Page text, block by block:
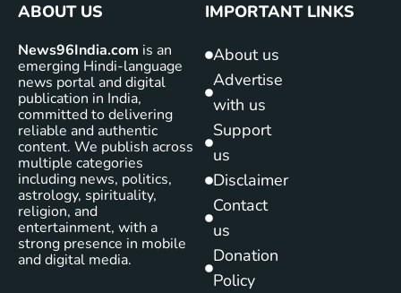
ABOUT US
News96India.com is an
emerging Hindi-language
news portal and digital
publication in India,
committed to delivering
reliable and authentic
content. We publish across
multiple categories
including news, politics,
astrology, spirituality,
religion, and
entertainment, with a
strong presence in mobile
and digital media.
IMPORTANT LINKS
About us
Advertise
with us
Support
us
Disclaimer
Contact
us
Donation
Policy